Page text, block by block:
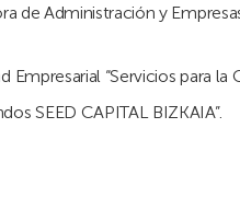
de Administración y
“Servicios para la
SEED CAPITAL BIZKAIA”.